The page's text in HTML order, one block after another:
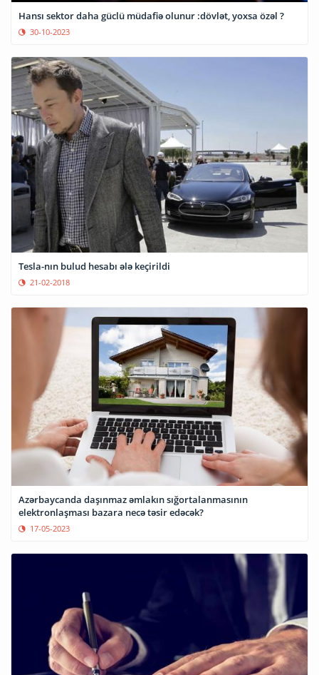
Hansı sektor daha güclü müdafiə olunur :dövlət, yoxsa özəl ?
30-10-2023
Tesla-nın bulud hesabı ələ keçirildi
21-02-2018
Azərbaycanda daşınmaz əmlakın sığortalanmasının
elektronlaşması bazara necə təsir edəcək?
17-05-2023